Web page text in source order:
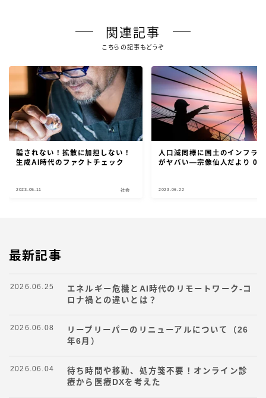
関連記事
こちらの記事もどうぞ
騙されない！拡散に加担しない！
生成AI時代のファクトチェック
2023.05.11 社会
人口減同様に国土のインフラ
がヤバい―宗像仙人だより 04
2023.06.22
最新記事
エネルギー危機とAI時代のリモートワーク-コ
ロナ禍との違いとは？
2026.06.25
リープリーパーのリニューアルについて（26
年6月）
2026.06.08
待ち時間や移動、処方箋不要！オンライン診
療から医療DXを考えた
2026.06.04